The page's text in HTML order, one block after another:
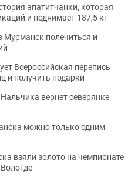
апатитчанки, которая
и поднимает 187,5 кг
Мурманск полечиться и
Всероссийская перепись
и получить подарки
вернет северянке
можно только одним
взяли золото на чемпионате